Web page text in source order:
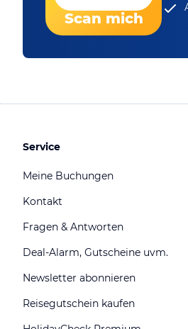
Scan mich
Service
Meine Buchungen
Kontakt
Fragen & Antworten
Deal-Alarm, Gutscheine uvm.
Newsletter abonnieren
Reisegutschein kaufen